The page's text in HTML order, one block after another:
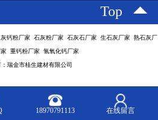
Top
钙粉厂家 石灰粉厂家 石灰石厂家 生石灰厂家 熟石灰厂
重钙粉厂家 氢氧化钙厂家
：瑞金市桂生建材有限公司
18970791113 在线留言